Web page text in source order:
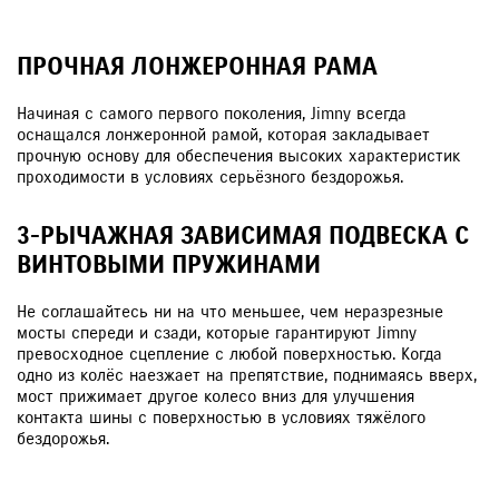
ПРОЧНАЯ ЛОНЖЕРОННАЯ РАМА
Начиная с самого первого поколения, Jimny всегда
оснащался лонжеронной рамой, которая закладывает
прочную основу для обеспечения высоких характеристик
проходимости в условиях серьёзного бездорожья.
3-РЫЧАЖНАЯ ЗАВИСИМАЯ ПОДВЕСКА С
ВИНТОВЫМИ ПРУЖИНАМИ
Не соглашайтесь ни на что меньшее, чем неразрезные
мосты спереди и сзади, которые гарантируют Jimny
превосходное сцепление с любой поверхностью. Когда
одно из колёс наезжает на препятствие, поднимаясь вверх,
мост прижимает другое колесо вниз для улучшения
контакта шины с поверхностью в условиях тяжёлого
бездорожья.